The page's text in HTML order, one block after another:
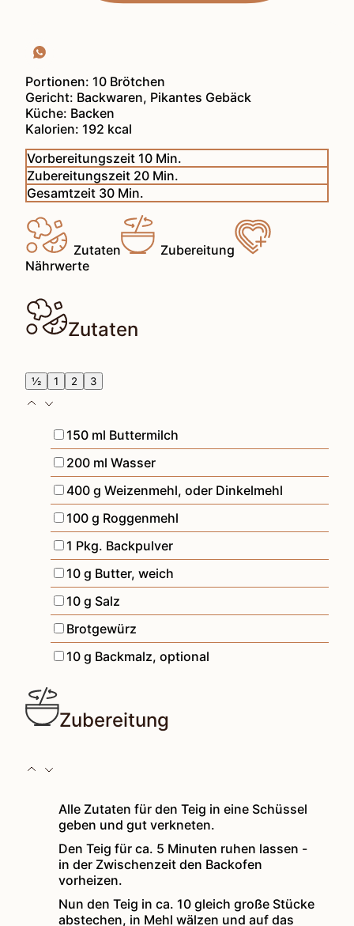
Portionen: 10 Brötchen
Gericht: Backwaren, Pikantes Gebäck
Küche: Backen
Kalorien: 192 kcal
Vorbereitungszeit 10Minuten
Min.
Zubereitungszeit 20Minuten
Min.
Gesamtzeit 30Minuten
Min.
Zutaten
Zubereitung
Nährwerte
Zutaten
½ 1 2 3
▢
150 ml Buttermilch
▢
200 ml Wasser
▢
400 g Weizenmehl,oder Dinkelmehl
▢
100 g Roggenmehl
▢
1 Pkg. Backpulver
▢
10 g Butter,weich
▢
10 g Salz
▢
Brotgewürz
▢
10 g Backmalz,optional
Zubereitung
Alle Zutaten für den Teig in eine Schüssel
geben und gut verkneten.
Den Teig für ca. 5 Minuten ruhen lassen -
in der Zwischenzeit den Backofen
vorheizen.
Nun den Teig in ca. 10 gleich große Stücke
abstechen, in Mehl wälzen und auf das